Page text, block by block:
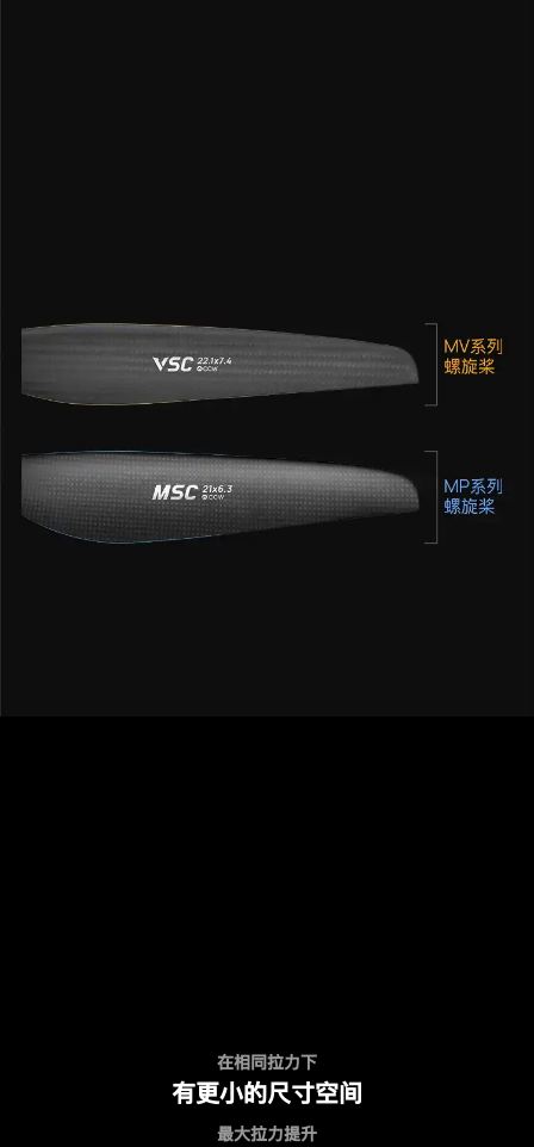
在相同拉力下
有更小的尺寸空间
最大拉力提升